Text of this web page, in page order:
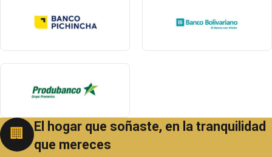
🏢
El hogar que soñaste, en la tranquilidad
que mereces